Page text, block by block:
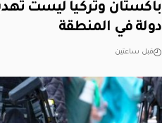
باكستان وتركيا ليست
دولة في المنطقة
قبل ساعتين